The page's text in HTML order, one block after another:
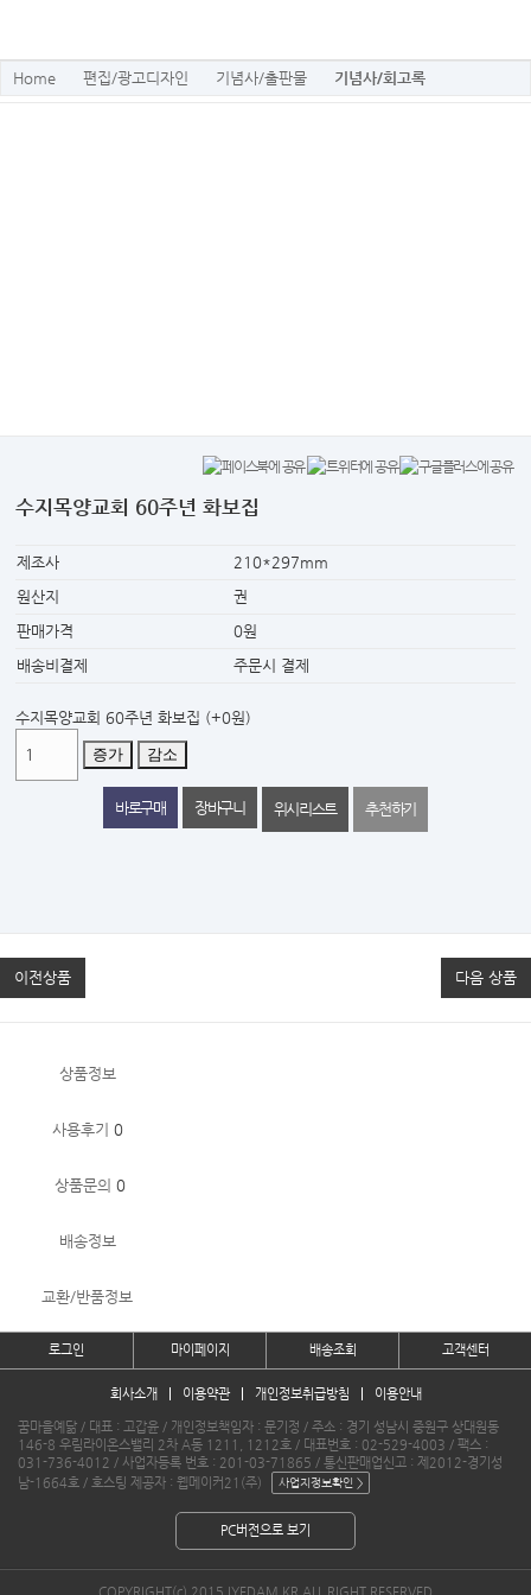
Home 편집/광고디자인 기념사/출판물 기념사/회고록
수지목양교회 60주년 화보집
제조사
210*297mm
원산지
권
판매가격
0원
배송비결제
주문시 결제
수지목양교회 60주년 화보집 (+0원)
증가 감소
위시리스트 추천하기
이전상품 다음 상품
상품정보
사용후기 0
상품문의 0
배송정보
교환/반품정보
로그인 마이페이지 배송조회 고객센터
회사소개 이용약관 개인정보취급방침 이용안내
꿈마을예닮 / 대표 : 고갑윤 / 개인정보책임자 : 문기정 / 주소 : 경기 성남시 중원구 상대원동
146-8 우림라이온스밸리 2차 A동 1211, 1212호 / 대표번호 : 02-529-4003 / 팩스 :
031-736-4012 / 사업자등록 번호 : 201-03-71865 / 통신판매업신고 : 제2012-경기성
남-1664호 / 호스팅 제공자 : 웹메이커21(주)
PC버전으로 보기